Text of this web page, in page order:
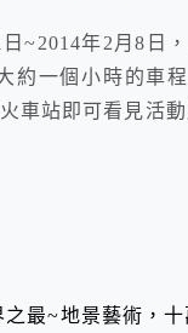
~2014年2月8日
約一個小時的車
車站即可看見活動
最~地景藝術，十